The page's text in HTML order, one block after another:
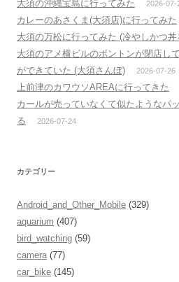
大須の沖縄宝島に行ってみた 2026-07-
カレーのあさくま(大須店)に行ってみた
大須の万松に行ってみた (冷やしかつ
大須のアメ横ビルのボントンが閉店し
ができていた (大須さんぼ)
2026-07-26
上前津のカワウソAREAに行ってきた
カールが売っていなくて似たようなパ
る
2026-07-24
カテゴリー
Android_and_Other_Mobile (329)
aquarium (407)
bird_watching (59)
camera (77)
car_bike (145)